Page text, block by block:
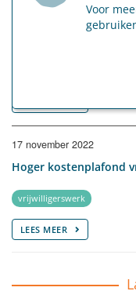
Vrijwilligerswerk:
17 november 2022
Hoger kostenplafond
vrijwilligerswerk
LEES MEER
Voor